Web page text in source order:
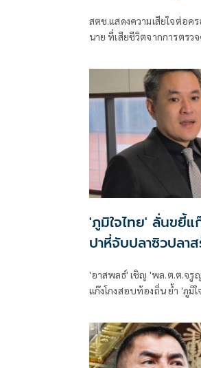
สตช.แสดงความเสียใจต่อค
นาย ที่เสียชีวิตจากการตร
4 ตำรวจที่บาดเจ็บจากเหตุ
'ภูมิใจไทย' ลั่นขยี้
ปาหี่จับปลาซิวปลา
'อาสพลธ์' เชิญ 'พล.ต.ต.จรู
แก๊งโกงสอบท้องถิ่น ย้ำ 'ภูมิ
ชื่อที่ปรึกษา กมธ.ไปหากิน